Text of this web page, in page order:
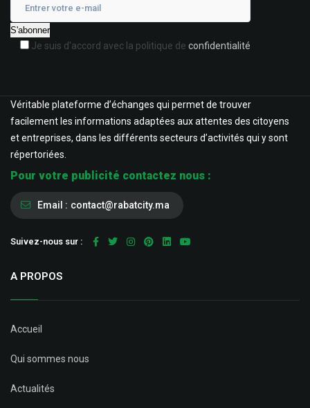
Je suis d'accord avec la politique de confidentialité
Véritable plateforme d’échanges qui permet de trouver
facilement les informations adaptées aux attentes des citoyens
et entreprises, dans les différents secteurs d’activités qui y sont
répertoriées.
Pour votre publicité contactez nous :
Email : contact@rabatcity.ma
Suivez-nous sur :
A PROPOS
Accueil
Qui sommes nous
Actualités